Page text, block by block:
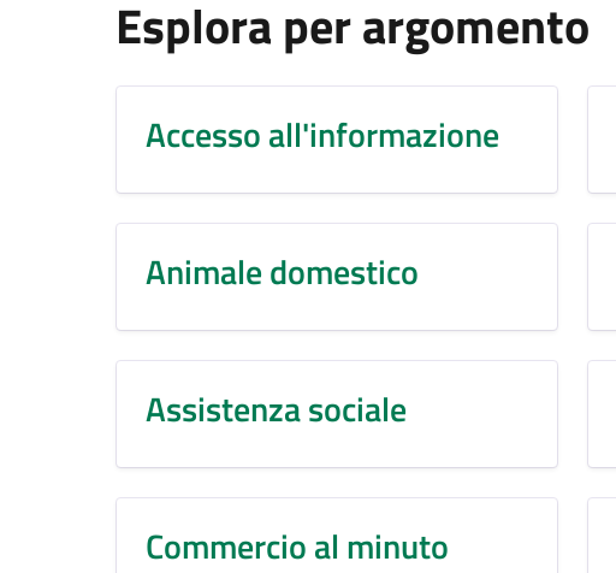
Esplora per argomento
Accesso all'informazione
Animale domestico
Assistenza sociale
Commercio al minuto